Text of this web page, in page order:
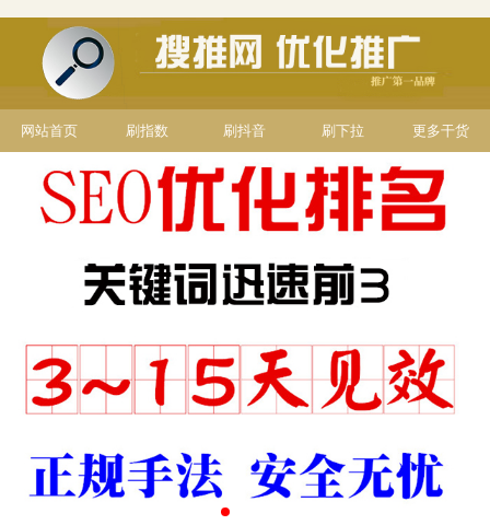
网站首页 刷指数 刷抖音 刷下拉 更多干货